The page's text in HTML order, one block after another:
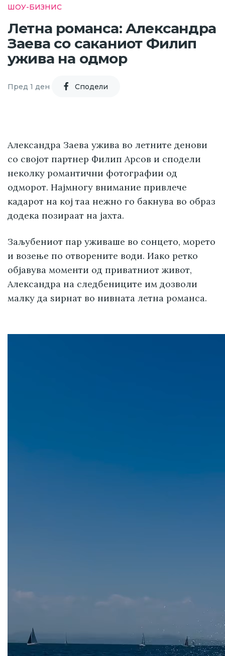
ШОУ-БИЗНИС
Летна романса: Александра
Заева со саканиот Филип
ужива на одмор
Пред 1 ден Cподели
Александра Заева ужива во летните денови
со својот партнер Филип Арсов и сподели
неколку романтични фотографии од
одморот. Најмногу внимание привлече
кадарот на кој таа нежно го бакнува во образ
додека позираат на јахта.
Заљубениот пар уживаше во сонцето, морето
и возење по отворените води. Иако ретко
објавува моменти од приватниот живот,
Александра на следбениците им дозволи
малку да ѕирнат во нивната летна романса.